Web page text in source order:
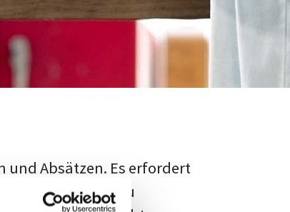
und Absätzen. Es erfordert
adäquat zu